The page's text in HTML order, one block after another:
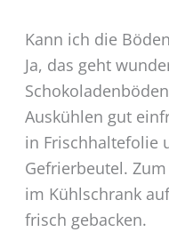
Kann ich die
Ja, das geht
Auskühlen gut
in Frischhaltefolie
Gefrierbeutel.
im Kühlschrank
frisch gebacken.